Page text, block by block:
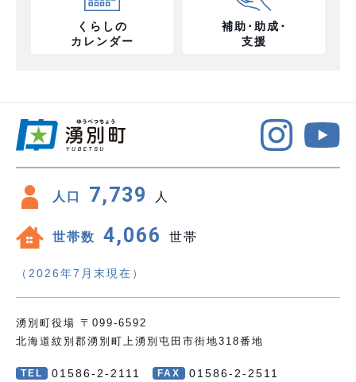
くらしの
カレンダー
補助･助成･
支援
人口 7,739 人
世帯数 4,066 世帯
（2026年7月末現在）
湧別町役場 〒099-6592
北海道紋別郡湧別町上湧別屯田市街地318番地
TEL 01586-2-2111 FAX 01586-2-2511